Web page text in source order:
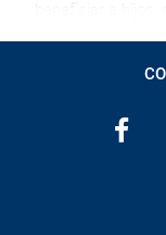
de tarifa antes
84 36. Whatsapp: